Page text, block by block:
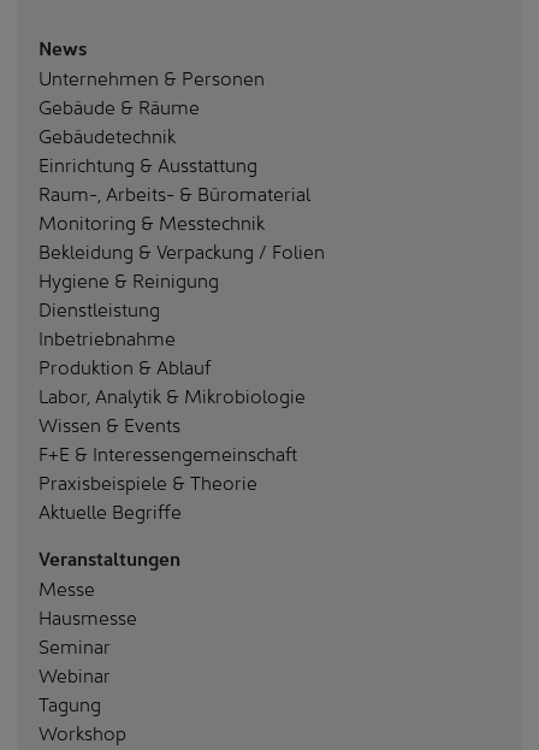
News
Unternehmen & Personen
Gebäude & Räume
Gebäudetechnik
Einrichtung & Ausstattung
Raum-, Arbeits- & Büromaterial
Monitoring & Messtechnik
Bekleidung & Verpackung / Folien
Hygiene & Reinigung
Dienstleistung
Inbetriebnahme
Produktion & Ablauf
Labor, Analytik & Mikrobiologie
Wissen & Events
F+E & Interessengemeinschaft
Praxisbeispiele & Theorie
Aktuelle Begriffe
Veranstaltungen
Messe
Hausmesse
Seminar
Webinar
Tagung
Workshop